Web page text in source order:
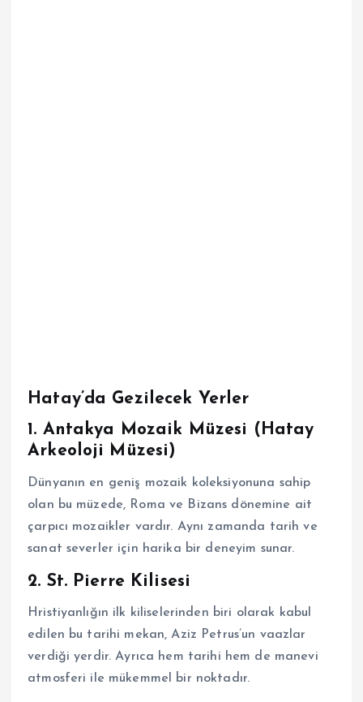
Hatay’da Gezilecek Yerler
1. Antakya Mozaik Müzesi (Hatay
Arkeoloji Müzesi)
Dünyanın en geniş mozaik koleksiyonuna sahip
olan bu müzede, Roma ve Bizans dönemine ait
çarpıcı mozaikler vardır. Aynı zamanda tarih ve
sanat severler için harika bir deneyim sunar.
2. St. Pierre Kilisesi
Hristiyanlığın ilk kiliselerinden biri olarak kabul
edilen bu tarihi mekan, Aziz Petrus’un vaazlar
verdiği yerdir. Ayrıca hem tarihi hem de manevi
atmosferi ile mükemmel bir noktadır.